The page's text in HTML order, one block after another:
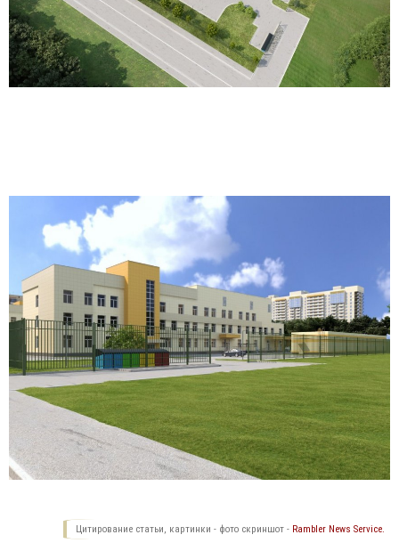
Цитирование статьи, картинки - фото скриншот - Rambler News Service.